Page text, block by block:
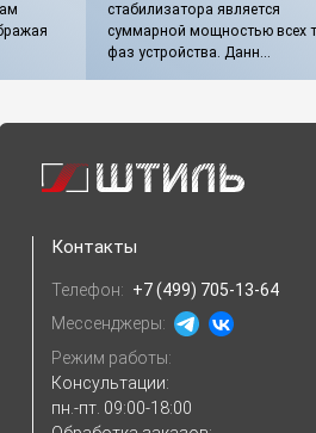
стабилизатора является
суммарной мощностью всех
фаз устройства. Данн...
Контакты
Телефон: +7 (499) 705-13-64
Мессенджеры:
Режим работы:
Консультации:
пн.-пт. 09:00-18:00